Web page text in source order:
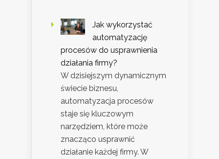
Jak wykorzystać
automatyzację
procesów do usprawnienia
działania firmy?
W dzisiejszym dynamicznym
świecie biznesu,
automatyzacja procesów
staje się kluczowym
narzędziem, które może
znacząco usprawnić
działanie każdej firmy. W